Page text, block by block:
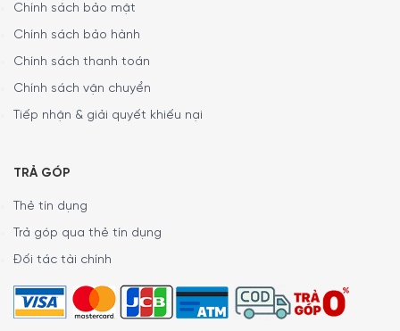
hiện công việc. 7 trong số 10 người nhận thấy tính năng
này đã giúp họ trở thành một người vẽ tốt hơn.
Trải nghiệm đánh răng được cá nhân hóa
với Philips HX9914/57 Sonicare
DiamondClean 9000
Chính sách bảo mật
Chính sách bảo hành
Chính sách thanh toán
Chính sách vận chuyển
Tiếp nhận & giải quyết khiếu nại
TRẢ GÓP
Thẻ tín dụng
Trả góp qua thẻ tín dụng
Đối tác tài chính